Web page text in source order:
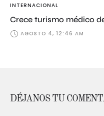
INTERNACIONAL
Crece turismo médico
AGOSTO 4, 12:46 AM
DÉJANOS TU